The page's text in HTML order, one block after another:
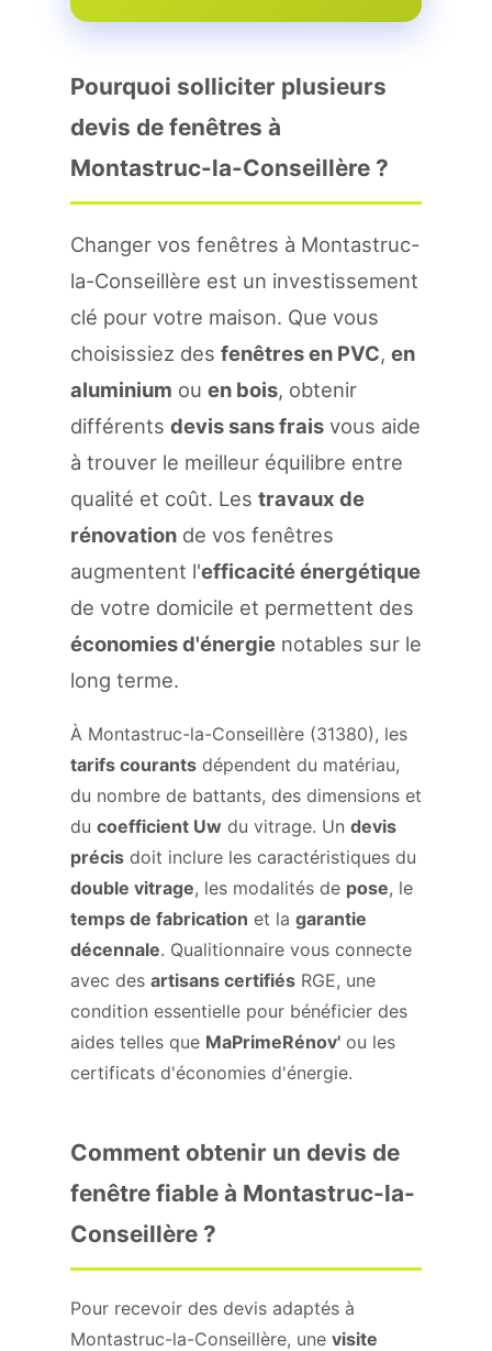
Pourquoi solliciter plusieurs
devis de fenêtres à
Montastruc-la-Conseillère ?
Changer vos fenêtres à Montastruc-
la-Conseillère est un investissement
clé pour votre maison. Que vous
choisissiez des fenêtres en PVC, en
aluminium ou en bois, obtenir
différents devis sans frais vous aide
à trouver le meilleur équilibre entre
qualité et coût. Les travaux de
rénovation de vos fenêtres
augmentent l'efficacité énergétique
de votre domicile et permettent des
économies d'énergie notables sur le
long terme.
À Montastruc-la-Conseillère (31380), les
tarifs courants dépendent du matériau,
du nombre de battants, des dimensions et
du coefficient Uw du vitrage. Un devis
précis doit inclure les caractéristiques du
double vitrage, les modalités de pose, le
temps de fabrication et la garantie
décennale. Qualitionnaire vous connecte
avec des artisans certifiés RGE, une
condition essentielle pour bénéficier des
aides telles que MaPrimeRénov' ou les
certificats d'économies d'énergie.
Comment obtenir un devis de
fenêtre fiable à Montastruc-la-
Conseillère ?
Pour recevoir des devis adaptés à
Montastruc-la-Conseillère, une visite